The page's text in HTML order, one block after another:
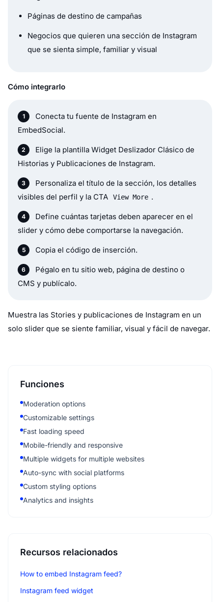
Páginas de destino de campañas
Negocios que quieren una sección de Instagram
que se sienta simple, familiar y visual
Cómo integrarlo
Conecta tu fuente de Instagram en
EmbedSocial.
Elige la plantilla Widget Deslizador Clásico de
Historias y Publicaciones de Instagram.
Personaliza el título de la sección, los detalles
visibles del perfil y la CTA
View More .
Define cuántas tarjetas deben aparecer en el
slider y cómo debe comportarse la navegación.
Copia el código de inserción.
Pégalo en tu sitio web, página de destino o
CMS y publícalo.
Muestra las Stories y publicaciones de Instagram en un
solo slider que se siente familiar, visual y fácil de navegar.
Funciones
Moderation options
Customizable settings
Fast loading speed
Mobile-friendly and responsive
Multiple widgets for multiple websites
Auto-sync with social platforms
Custom styling options
Analytics and insights
Recursos relacionados
How to embed Instagram feed?
Instagram feed widget